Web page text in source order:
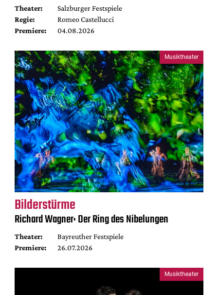
Theater:
Salzburger Festspiele
Regie:
Romeo Castellucci
Premiere:
04.08.2026
Musiktheater
Bilderstürme
Richard Wagner: Der Ring des Nibelungen
Theater:
Bayreuther Festspiele
Premiere:
26.07.2026
Musiktheater